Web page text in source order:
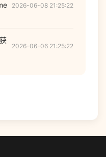
2026-06-08 21:25:22
2026-06-06 21:25:22